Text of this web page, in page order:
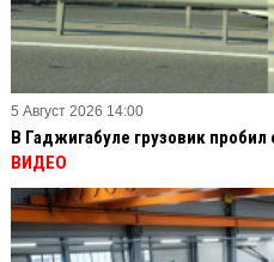
5 Август 2026 14:00
В Гаджигабуле грузовик
ВИДЕО